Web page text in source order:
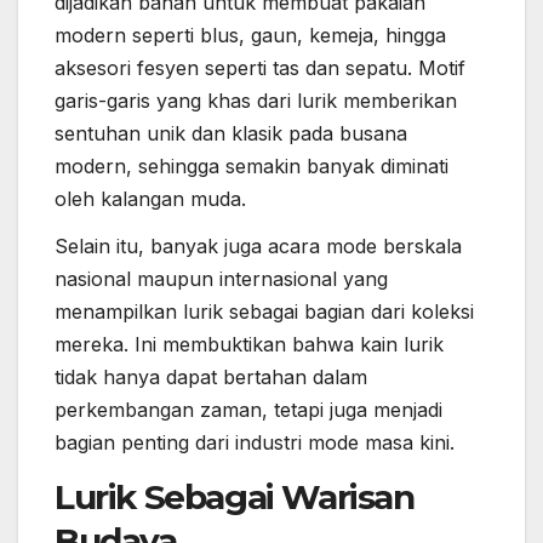
modern seperti blus, gaun, kemeja, hingga
aksesori fesyen seperti tas dan sepatu. Motif
garis-garis yang khas dari lurik memberikan
sentuhan unik dan klasik pada busana
modern, sehingga semakin banyak diminati
oleh kalangan muda.
Selain itu, banyak juga acara mode berskala
nasional maupun internasional yang
menampilkan lurik sebagai bagian dari koleksi
mereka. Ini membuktikan bahwa kain lurik
tidak hanya dapat bertahan dalam
perkembangan zaman, tetapi juga menjadi
bagian penting dari industri mode masa kini.
Lurik Sebagai Warisan